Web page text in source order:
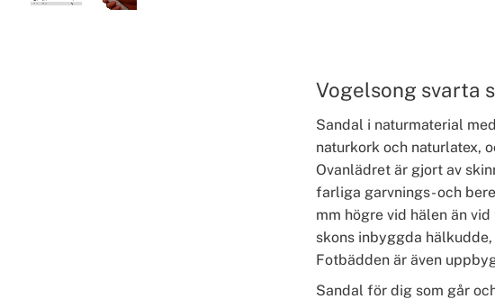
Vogelsong svarta
Sandal i naturmaterial
naturkork och naturlatex,
Ovanlädret är gjort av
farliga garvnings- och
mm högre vid hälen än
skons inbyggda
Fotbädden är även
Sandal för dig som går